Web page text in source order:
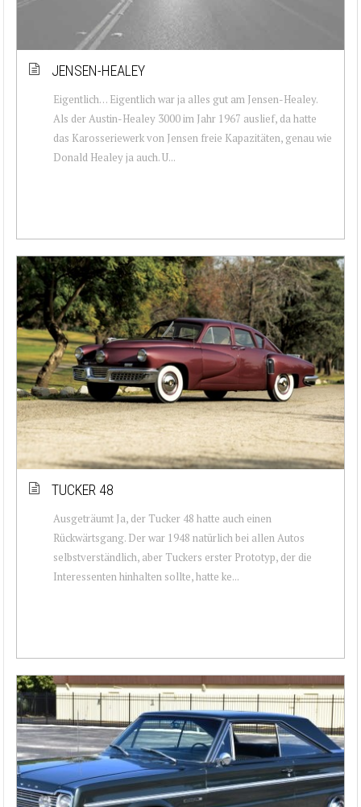
JENSEN-HEALEY
Eigentlich… Eigentlich war ja alles gut am Jensen-Healey.
Als der Austin-Healey 3000 im Jahr 1967 auslief, da hatte
das Karosseriewerk von Jensen freie Kapazitäten, genau wie
Donald Healey ja auch. U...
TUCKER 48
Ausgeträumt Ja, der Tucker 48 hatte auch einen
Rückwärtsgang. Der war 1948 natürlich bei allen Autos
selbstverständlich, aber Tuckers erster Prototyp, der die
Interessenten hinhalten sollte, hatte ke...